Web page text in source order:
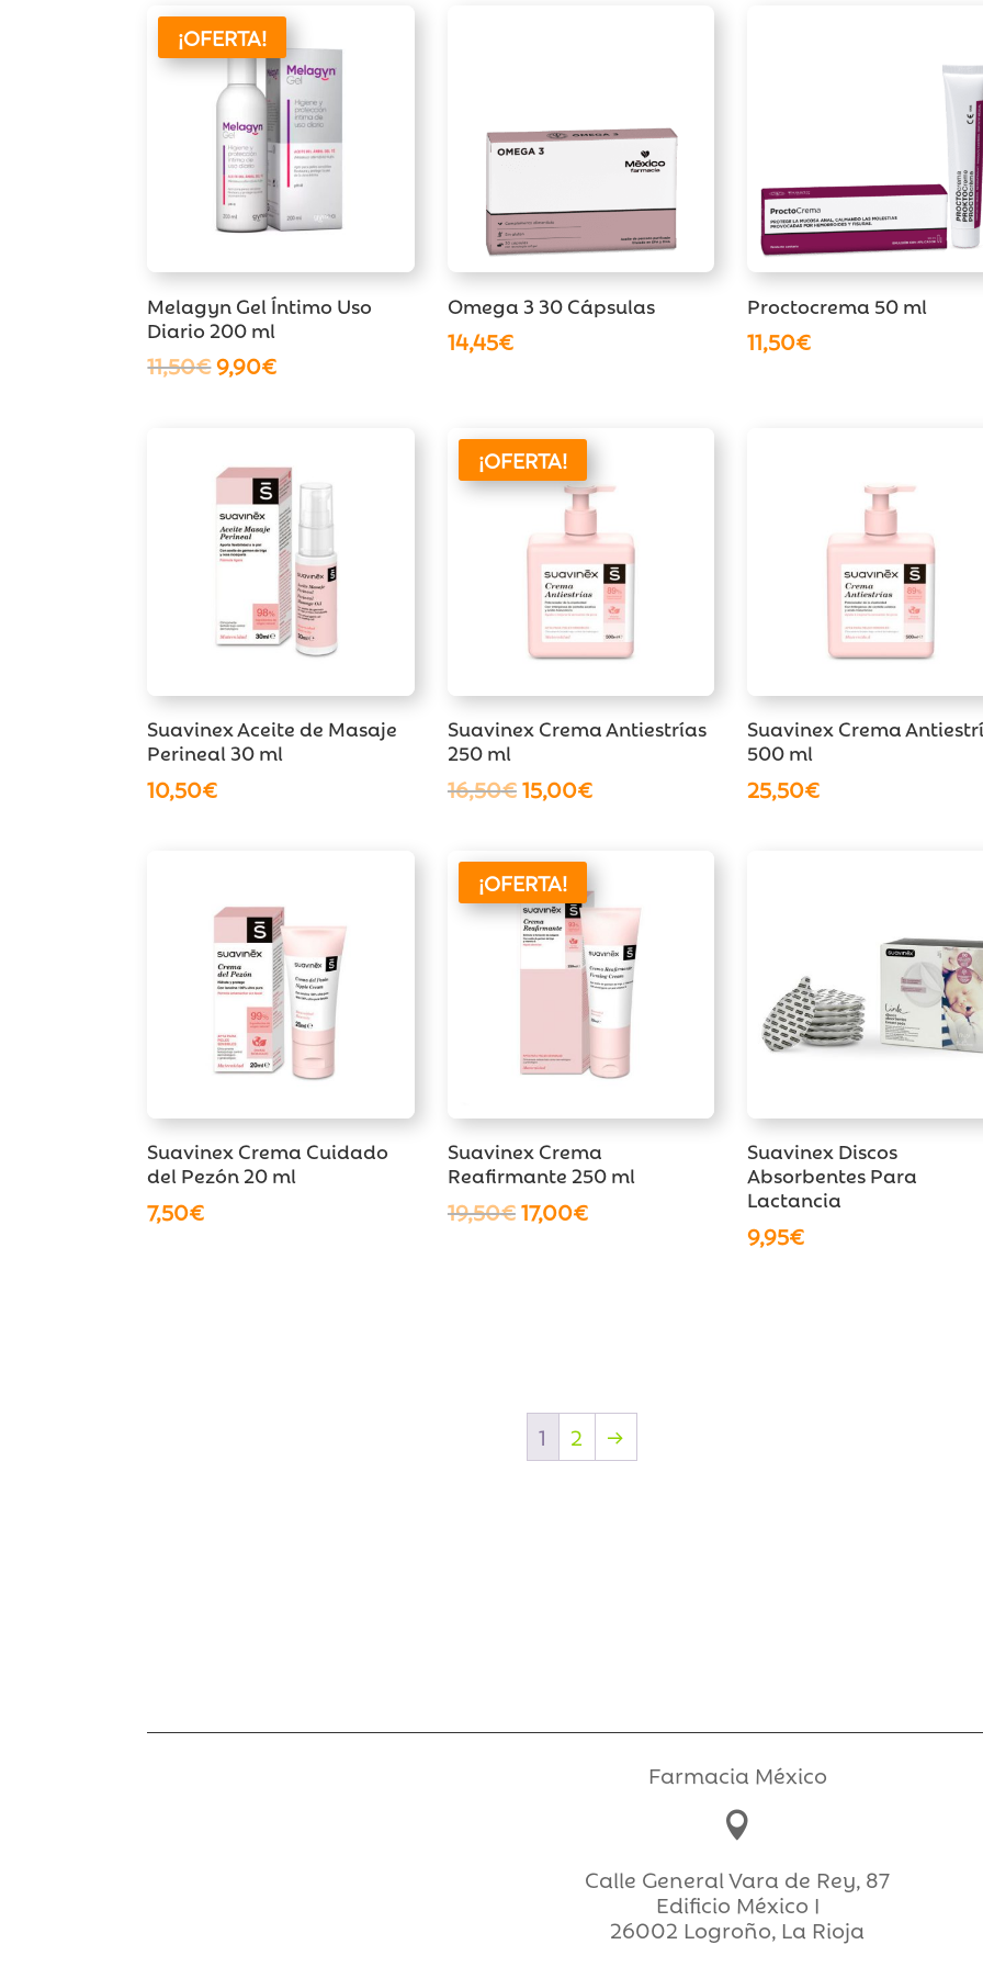
5,50€.
4,50€.
¡OFERTA!
Melagyn Gel Íntimo Uso
Diario 200 ml
11,50€El
11,50€.
9,90€El
9,90€.
Omega 3 30 Cápsulas
14,45€
Proctocrema 50 ml
11,50€
Suavinex Aceite de Masaje
Perineal 30 ml
10,50€
¡OFERTA!
Suavinex Crema Antiestrías
250 ml
16,50€El
era:
16,50€.
15,00€El
es:
15,00€.
Suavinex Crema
500 ml
25,50€
Suavinex Crema Cuidado
del Pezón 20 ml
7,50€
¡OFERTA!
Suavinex Crema
Reafirmante 250 ml
19,50€El
17,00€El
Suavinex Discos
Absorbentes Para
Lactancia
9,95€
1 2 →
Farmacia México

Calle General Vara de Rey, 87
Edificio México I
26002 Logroño, La Rioja